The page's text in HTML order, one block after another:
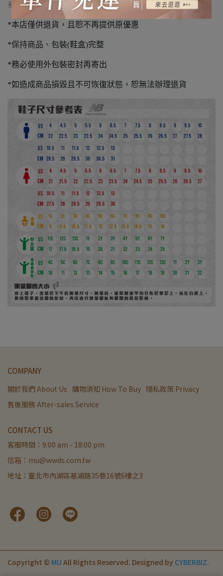
※退貨須知※
*本店僅供退貨，且恕不再提供原優惠
*保持商品、包裝(鞋盒)完整
*務必使用外包裝密封再寄出
*如造成商品損毀且不可恢復狀態，恕無法辦理退貨
COMPANY
關於我們 About Us 購物須知 How To Buy 隱私政策 Privacy
售後服務 After-sales Service
CONTACT US
客服時間：9:00 am - 18:00 pm
信箱：mu@wwds.com.tw
地址：臺北市內湖區基湖路35巷16號6樓之3
Copyright © MU All Rights Reserved. Designed by CYBERBIZ.